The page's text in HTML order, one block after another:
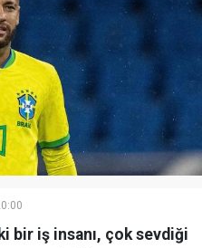
bir iş insanı, çok sevdiği